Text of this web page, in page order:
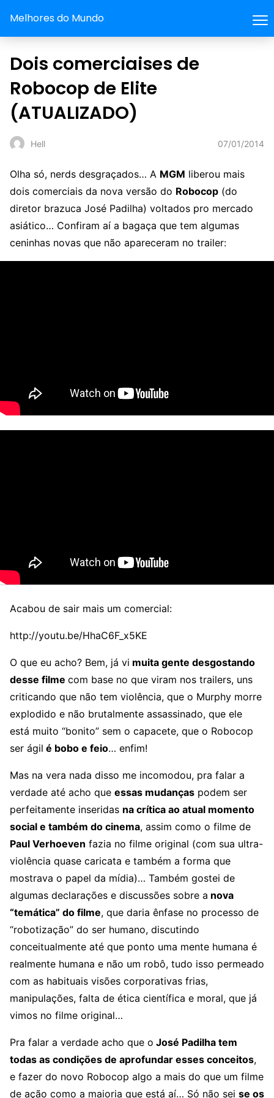
Melhores do Mundo
Dois comerciaises de
Robocop de Elite
(ATUALIZADO)
Hell 07/01/2014
Olha só, nerds desgraçados… A MGM liberou mais
dois comerciais da nova versão do Robocop (do
diretor brazuca José Padilha) voltados pro mercado
asiático… Confiram aí a bagaça que tem algumas
ceninhas novas que não apareceram no trailer:
Acabou de sair mais um comercial:
http://youtu.be/HhaC6F_x5KE
O que eu acho? Bem, já vi muita gente desgostando
desse filme com base no que viram nos trailers, uns
criticando que não tem violência, que o Murphy morre
explodido e não brutalmente assassinado, que ele
está muito “bonito” sem o capacete, que o Robocop
ser ágil é bobo e feio… enfim!
Mas na vera nada disso me incomodou, pra falar a
verdade até acho que essas mudanças podem ser
perfeitamente inseridas na crítica ao atual momento
social e também do cinema, assim como o filme de
Paul Verhoeven fazia no filme original (com sua ultra-
violência quase caricata e também a forma que
mostrava o papel da mídia)… Também gostei de
algumas declarações e discussões sobre a nova
“temática” do filme, que daria ênfase no processo de
“robotização” do ser humano, discutindo
conceitualmente até que ponto uma mente humana é
realmente humana e não um robô, tudo isso permeado
com as habituais visões corporativas frias,
manipulações, falta de ética científica e moral, que já
vimos no filme original…
Pra falar a verdade acho que o José Padilha tem
todas as condições de aprofundar esses conceitos,
e fazer do novo Robocop algo a mais do que um filme
de ação como a maioria que está aí… Só não sei se os